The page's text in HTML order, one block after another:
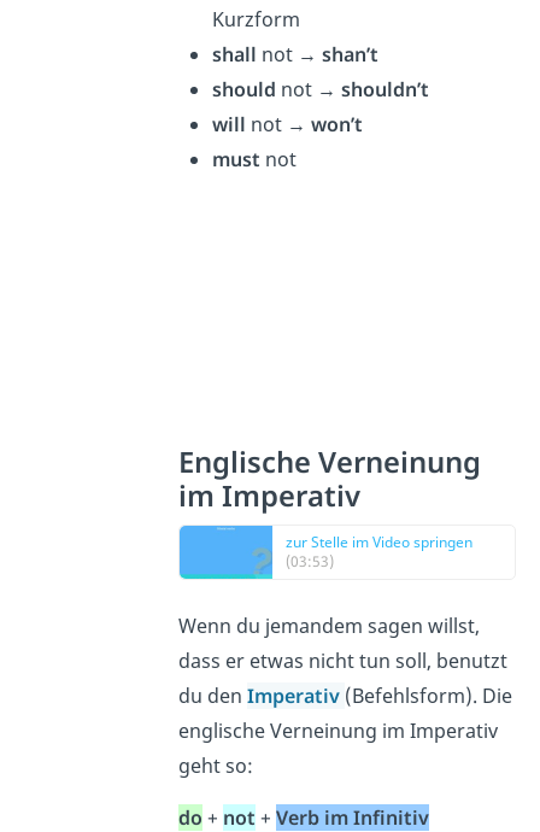
Kurzform
shall not → shan’t
should not → shouldn’t
will not → won’t
must not
Englische Verneinung
im Imperativ
zur Stelle im Video springen
(03:53)
Wenn du jemandem sagen willst,
dass er etwas nicht tun soll, benutzt
du den Imperativ (Befehlsform). Die
englische Verneinung im Imperativ
geht so:
do + not + Verb im Infinitiv